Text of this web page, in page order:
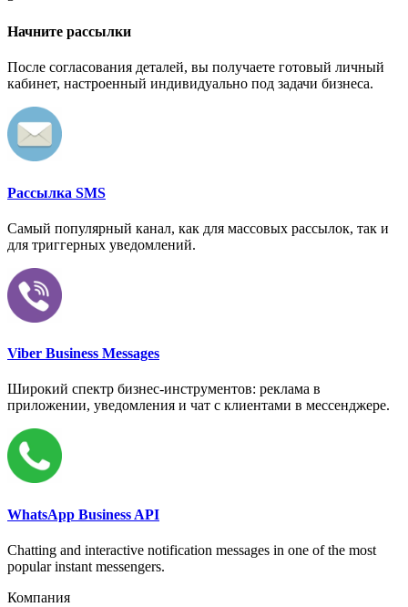
Начните рассылки
После согласования деталей, вы получаете готовый личный
кабинет, настроенный индивидуально под задачи бизнеса.
Рассылка SMS
Самый популярный канал, как для массовых рассылок, так и
для триггерных уведомлений.
Viber Business Messages
Широкий спектр бизнес-инструментов: реклама в
приложении, уведомления и чат с клиентами в мессенджере.
WhatsApp Business API
Chatting and interactive notification messages in one of the most
popular instant messengers.
Компания